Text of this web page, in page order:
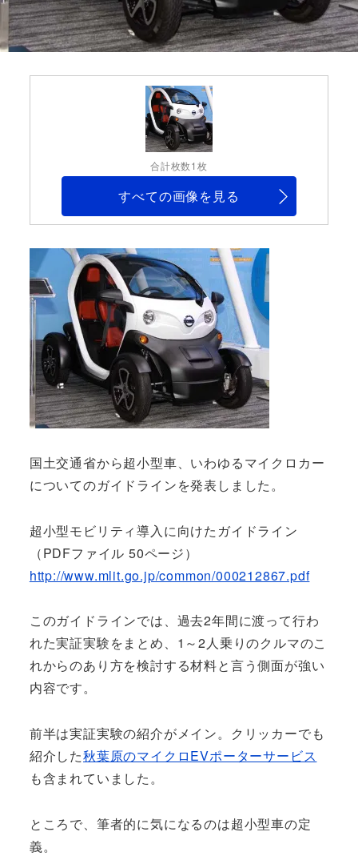
合計枚数1枚
すべての画像を見る
国土交通省から超小型車、いわゆるマイクロカー
についてのガイドラインを発表しました。
超小型モビリティ導入に向けたガイドライン
（PDFファイル 50ページ）
http://www.mlit.go.jp/common/000212867.pdf
このガイドラインでは、過去2年間に渡って行わ
れた実証実験をまとめ、1～2人乗りのクルマのこ
れからのあり方を検討する材料と言う側面が強い
内容です。
前半は実証実験の紹介がメイン。クリッカーでも
紹介した秋葉原のマイクロEVポーターサービス
も含まれていました。
ところで、筆者的に気になるのは超小型車の定
義。